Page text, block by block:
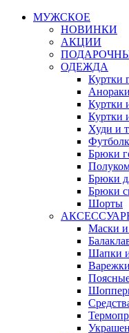
МУЖСКОЕ
НОВИНКИ
АКЦИИ
ОДЕЖДА
Куртки
Куртки
Куртки
Худи и
Брюки
Брюки
Брюки
Шорты
Маски и
Шапки
Варежки